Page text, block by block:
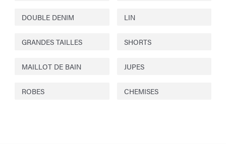
DOUBLE DENIM LIN
GRANDES TAILLES SHORTS
MAILLOT DE BAIN JUPES
ROBES CHEMISES